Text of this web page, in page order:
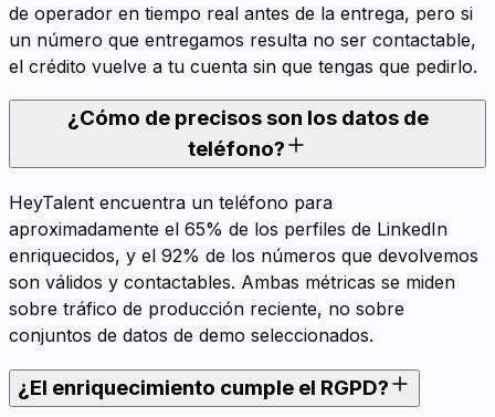
de operador en tiempo real antes de la entrega, pero si
un número que entregamos resulta no ser contactable,
el crédito vuelve a tu cuenta sin que tengas que pedirlo.
¿Cómo de precisos son los datos de
teléfono?
HeyTalent encuentra un teléfono para
aproximadamente el 65% de los perfiles de LinkedIn
enriquecidos, y el 92% de los números que devolvemos
son válidos y contactables. Ambas métricas se miden
sobre tráfico de producción reciente, no sobre
conjuntos de datos de demo seleccionados.
¿El enriquecimiento cumple el RGPD?